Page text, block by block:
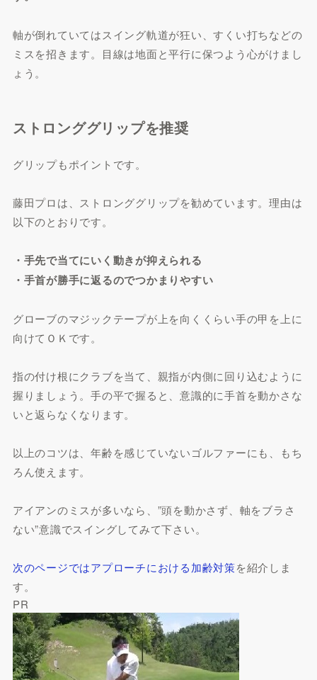
軸が倒れていてはスイング軌道が狂い、すくい打ちなどの
ミスを招きます。目線は地面と平行に保つよう心がけまし
ょう。
ストロンググリップを推奨
グリップもポイントです。
藤田プロは、ストロンググリップを勧めています。理由は
以下のとおりです。
・手先で当てにいく動きが抑えられる
・手首が勝手に返るのでつかまりやすい
グローブのマジックテープが上を向くくらい手の甲を上に
向けてＯＫです。
指の付け根にクラブを当て、親指が内側に回り込むように
握りましょう。手の平で握ると、意識的に手首を動かさな
いと返らなくなります。
以上のコツは、年齢を感じていないゴルファーにも、もち
ろん使えます。
アイアンのミスが多いなら、”頭を動かさず、軸をブラさ
ない”意識でスイングしてみて下さい。
次のページではアプローチにおける加齢対策を紹介しま
す。
PR